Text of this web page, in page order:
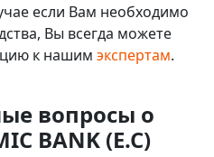
если Вам необходимо
Вы всегда можете
к нашим экспертам.
вопросы о
BANK (E.C)